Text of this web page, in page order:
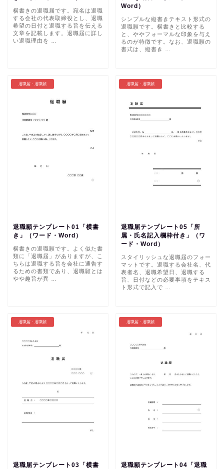
横書きの退職届です。宛名は退職
する会社の代表取締役とし、退職
希望の日付と退職する旨を伝える
文章を記載します。退職届に詳し
い退職理由を …
Word）
シンプルな縦書きテキスト形式の
退職願です。横書きと比較する
と、ややフォーマルな印象を与え
るのが特徴です。なお、退職願の
書式は、縦書き …
退職届・退職願
退職願テンプレート01「横書
き」（ワード・Word）
横書きの退職願です。よく似た書
類に「退職届」がありますが、こ
ちらは退職する旨を会社に通告す
るための書類であり、退職願とは
やや趣旨が異 …
退職届・退職願
退職届テンプレート05「所
属・氏名記入欄枠付き」（ワ
ード・Word）
スタイリッシュな退職届のフォー
マットです。退職する会社名、代
表者名、退職希望日、退職する
旨、日付などの必要事項をテキス
ト形式で記入で …
退職届・退職願
退職届テンプレート03「横書
退職届・退職願
退職願テンプレート04「退職